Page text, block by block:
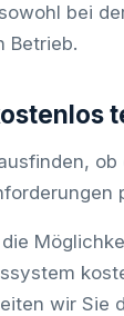
bei
Betrieb.
ob
wir Sie